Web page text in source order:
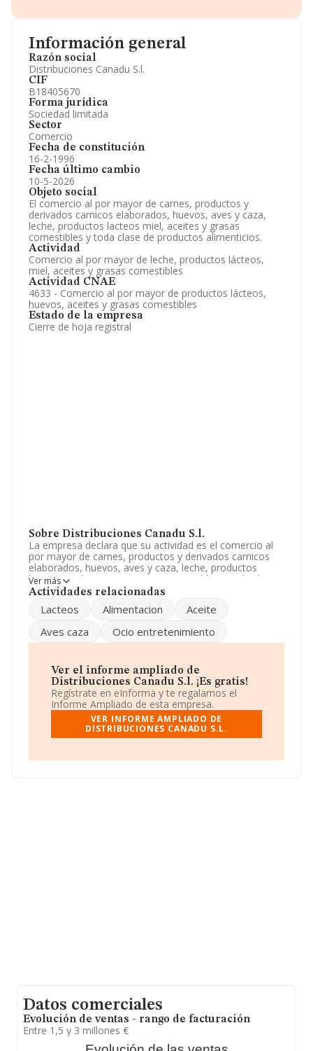
Información general
Razón social
Distribuciones Canadu S.l.
CIF
B18405670
Forma jurídica
Sociedad limitada
Sector
Comercio
Fecha de constitución
16-2-1996
Fecha último cambio
10-5-2026
Objeto social
El comercio al por mayor de carnes, productos y
derivados carnicos elaborados, huevos, aves y caza,
leche, productos lacteos miel, aceites y grasas
comestibles y toda clase de productos alimenticios.
Actividad
Comercio al por mayor de leche, productos lácteos,
miel, aceites y grasas comestibles
Actividad CNAE
4633 - Comercio al por mayor de productos lácteos,
huevos, aceites y grasas comestibles
Estado de la empresa
Cierre de hoja registral
Sobre Distribuciones Canadu S.l.
La empresa declara que su actividad es el comercio al
por mayor de carnes, productos y derivados carnicos
elaborados, huevos, aves y caza, leche, productos
lacteos miel, aceites y grasas comestibles y toda clase
de productos alimenticios. La empresa está registrada
con código 'Comercio al por mayor de productos
empresa no tiene actividad en mercados exteriores.
en cuenta la información disponible en INFORMA, ha
dispuesto de un número de empleados por encima de la
media de sector.
Para ponerse en contacto con sus oficinas, la empresa
facilita el número de teléfono 958612219.
número de identificación fiscal B18405670, está situada
Ver más
Actividades relacionadas
Lacteos Alimentacion
Aceite
Aves caza
Ocio entretenimiento
Ver el informe ampliado de
Distribuciones Canadu S.l. ¡Es gratis!
Regístrate en eInforma y te regalamos el
Informe Ampliado de esta empresa.
VER INFORME AMPLIADO DE
DISTRIBUCIONES CANADU S.L.
Información oficial y registral complementaria.
Datos comerciales
Evolución de ventas - rango de facturación
Entre 1,5 y 3 millones €